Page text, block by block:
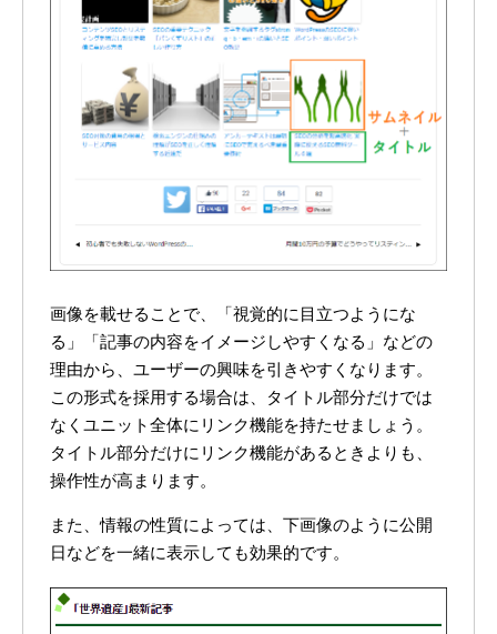
画像を載せることで、「視覚的に目立つようにな
る」「記事の内容をイメージしやすくなる」などの
理由から、ユーザーの興味を引きやすくなります。
この形式を採用する場合は、タイトル部分だけでは
なくユニット全体にリンク機能を持たせましょう。
タイトル部分だけにリンク機能があるときよりも、
操作性が高まります。
また、情報の性質によっては、下画像のように公開
日などを一緒に表示しても効果的です。